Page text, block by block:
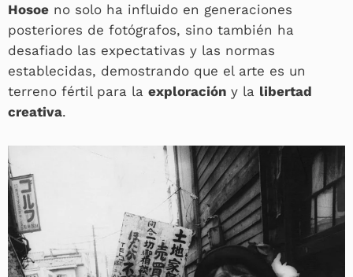
Hosoe no solo ha influido en generaciones
posteriores de fotógrafos, sino también ha
desafiado las expectativas y las normas
establecidas, demostrando que el arte es un
terreno fértil para la exploración y la libertad
creativa.